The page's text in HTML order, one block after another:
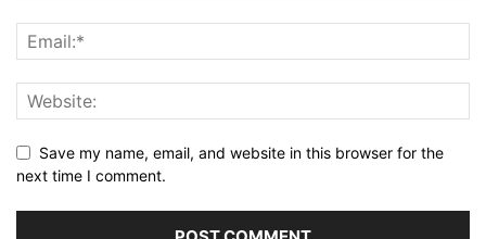
Save my name, email, and website in this browser for the
next time I comment.